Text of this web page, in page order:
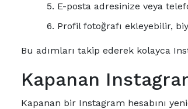
E-posta adresinize veya
Profil fotoğrafı ekleyebilir,
Bu adımları takip ederek kolayca
Kapanan
Kapanan bir Instagram hesabını